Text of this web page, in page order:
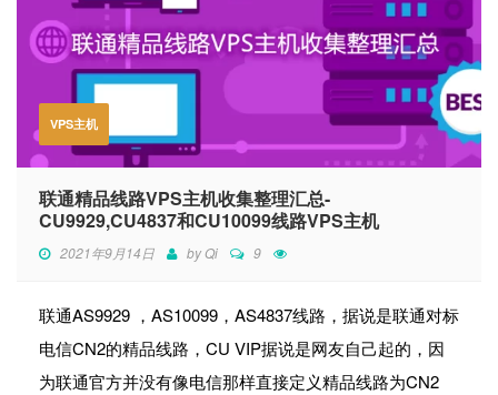
VPS主机
联通精品线路VPS主机收集整理汇总-
CU9929,CU4837和CU10099线路VPS主机
2021年9月14日 byQi 9
联通AS9929 ，AS10099，AS4837线路，据说是联通对标
电信CN2的精品线路，CU VIP据说是网友自己起的，因
为联通官方并没有像电信那样直接定义精品线路为CN2